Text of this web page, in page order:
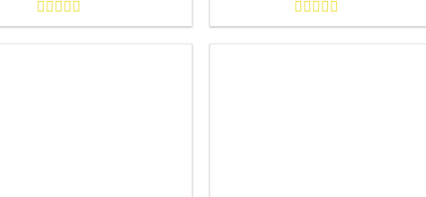
0
out
0
out